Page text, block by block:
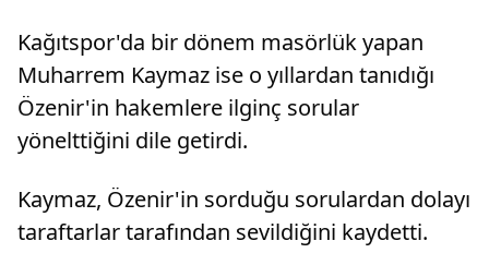
Kağıtspor'da bir dönem masörlük yapan
Muharrem Kaymaz ise o yıllardan tanıdığı
Özenir'in hakemlere ilginç sorular
yönelttiğini dile getirdi.
Kaymaz, Özenir'in sorduğu sorulardan dolayı
taraftarlar tarafından sevildiğini kaydetti.